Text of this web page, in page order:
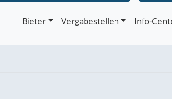
Bieter Vergabestellen Info-